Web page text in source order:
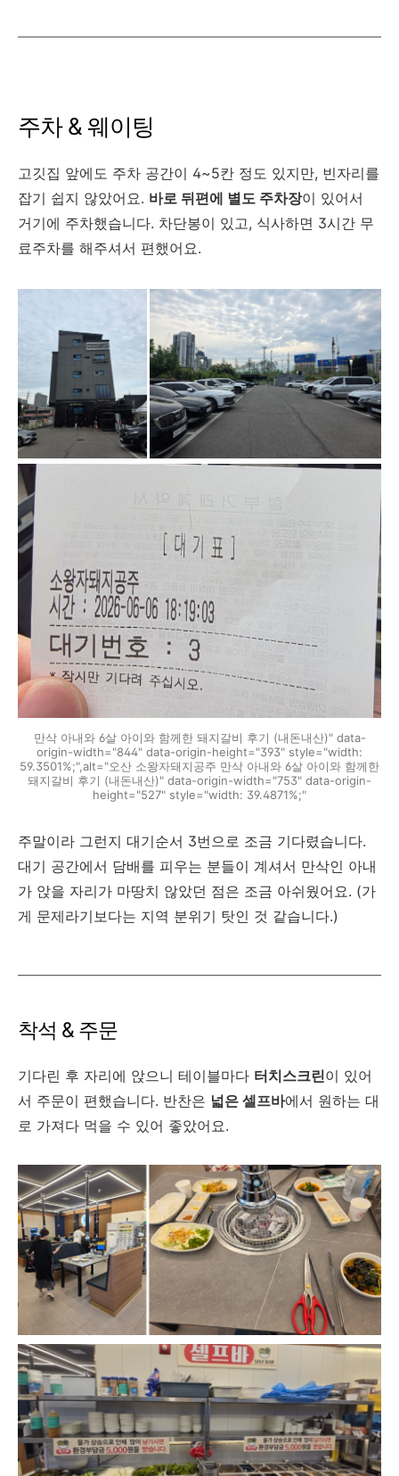
주차 & 웨이팅
고깃집 앞에도 주차 공간이 4~5칸 정도 있지만, 빈자리를
잡기 쉽지 않았어요. 바로 뒤편에 별도 주차장이 있어서
거기에 주차했습니다. 차단봉이 있고, 식사하면 3시간 무
료주차를 해주셔서 편했어요.
만삭 아내와 6살 아이와 함께한 돼지갈비 후기 (내돈내산)" data-
origin-width="844" data-origin-height="393" style="width:
59.3501%;",alt="오산 소왕자돼지공주 만삭 아내와 6살 아이와 함께한
돼지갈비 후기 (내돈내산)" data-origin-width="753" data-origin-
height="527" style="width: 39.4871%;"
주말이라 그런지 대기순서 3번으로 조금 기다렸습니다.
대기 공간에서 담배를 피우는 분들이 계셔서 만삭인 아내
가 앉을 자리가 마땅치 않았던 점은 조금 아쉬웠어요. (가
게 문제라기보다는 지역 분위기 탓인 것 같습니다.)
착석 & 주문
기다린 후 자리에 앉으니 테이블마다 터치스크린이 있어
서 주문이 편했습니다. 반찬은 넓은 셀프바에서 원하는 대
로 가져다 먹을 수 있어 좋았어요.